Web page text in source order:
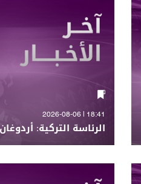
18:41 | 2026-08-06
الرئاسة التركية: